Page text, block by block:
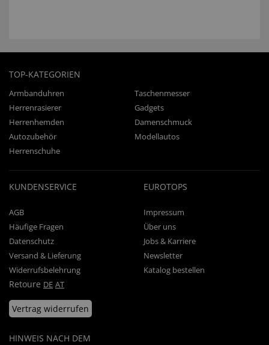
TOP-KATEGORIEN
Armbanduhren
Taschenmesser
Herrenrasierer
Gadgets
Herrenhemden
Damenschmuck
Autozubehör
Modellautos
Herrenschuhe
KUNDENSERVICE
AGB
Häufige Fragen
Datenschutz
Versand & Lieferung
Widerrufsbelehrung
Retoure DE AT
Vertrag widerrufen
HINWEIS NACH DEM
EUROTOPS
Impressum
Über uns
Jobs & Karriere
Newsletter
Katalog bestellen